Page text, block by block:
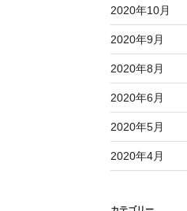
2020年10月
2020年9月
2020年8月
2020年6月
2020年5月
2020年4月